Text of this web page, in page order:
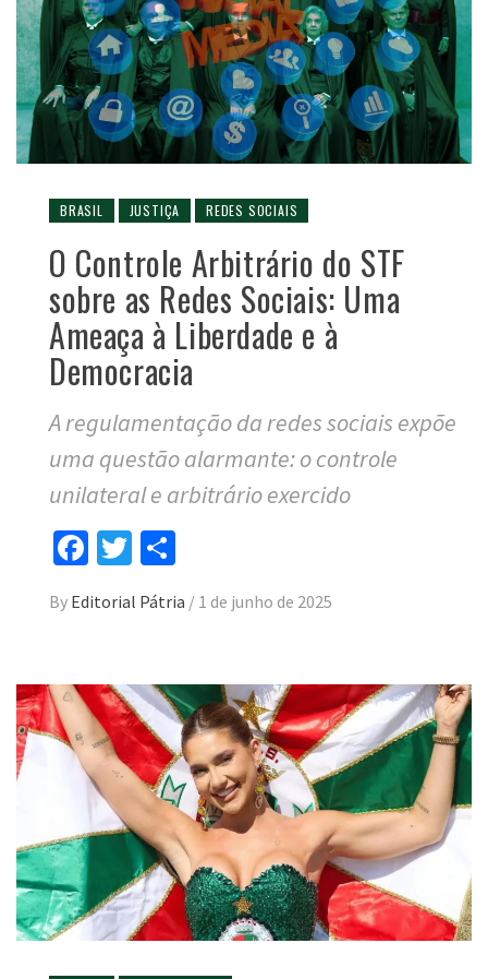
BRASIL JUSTIÇA REDES SOCIAIS
O Controle Arbitrário do STF
sobre as Redes Sociais: Uma
Ameaça à Liberdade e à
Democracia
A regulamentação da redes sociais expõe
uma questão alarmante: o controle
unilateral e arbitrário exercido
Facebook
Twitter
By Editorial Pátria / 1 de junho de 2025